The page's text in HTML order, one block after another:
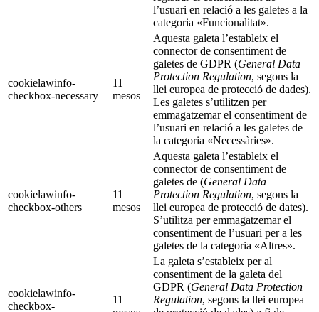
l’usuari en relació a les galetes a la
categoria «Funcionalitat».
cookielawinfo-
checkbox-necessary
11
mesos
Aquesta galeta l’estableix el
connector de consentiment de
galetes de GDPR (General Data
Protection Regulation, segons la
llei europea de protecció de dades).
Les galetes s’utilitzen per
emmagatzemar el consentiment de
l’usuari en relació a les galetes de
la categoria «Necessàries».
cookielawinfo-
checkbox-others
11
mesos
Aquesta galeta l’estableix el
connector de consentiment de
galetes de (General Data
Protection Regulation, segons la
llei europea de protecció de dates).
S’utilitza per emmagatzemar el
consentiment de l’usuari per a les
galetes de la categoria «Altres».
cookielawinfo-
checkbox-
11
La galeta s’estableix per al
consentiment de la galeta del
GDPR (General Data Protection
Regulation, segons la llei europea